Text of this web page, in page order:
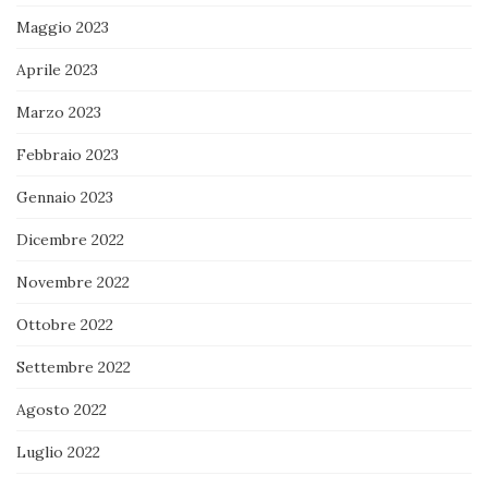
Maggio 2023
Aprile 2023
Marzo 2023
Febbraio 2023
Gennaio 2023
Dicembre 2022
Novembre 2022
Ottobre 2022
Settembre 2022
Agosto 2022
Luglio 2022